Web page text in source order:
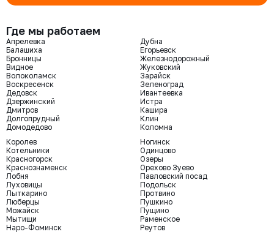
Где мы работаем
Апрелевка
Балашиха
Бронницы
Видное
Волоколамск
Воскресенск
Дедовск
Дзержинский
Дмитров
Долгопрудный
Домодедово
Дубна
Егорьевск
Железнодорожный
Жуковский
Зарайск
Зеленоград
Ивантеевка
Истра
Кашира
Клин
Коломна
Королев
Котельники
Красногорск
Краснознаменск
Лобня
Луховицы
Лыткарино
Люберцы
Можайск
Мытищи
Наро-Фоминск
Ногинск
Одинцово
Озеры
Орехово Зуево
Павловский посад
Подольск
Протвино
Пушкино
Пущино
Раменское
Реутов